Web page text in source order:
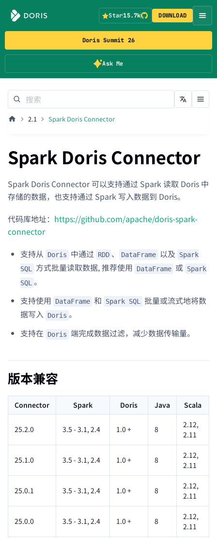
Doris Summit 26
Ask Me
Star15.7k DOWNLOAD
2.1 Spark Doris Connector
Spark Doris Connector
Spark Doris Connector 可以支持通过 Spark 读取 Doris 中
存储的数据，也支持通过 Spark 写入数据到 Doris。
代码库地址： https://github.com/apache/doris-spark-
connector
支持从
Doris 中通过 RDD 、 DataFrame 以及
Spark
SQL
方式批量读取数据, 推荐使用 DataFrame 或 Spark
SQL 。
支持使用
DataFrame 和 Spark SQL 批量或流式地将数
据写入 Doris 。
支持在
Doris 端完成数据过滤，减少数据传输量。
版本兼容
Connector Spark Doris Java Scala
25.2.0 3.5 - 3.1, 2.4 1.0 + 8
2.12,
2.11
25.1.0 3.5 - 3.1, 2.4 1.0 + 8
2.12,
2.11
25.0.1 3.5 - 3.1, 2.4 1.0 + 8
2.12,
2.11
25.0.0 3.5 - 3.1, 2.4 1.0 + 8
2.12,
2.11